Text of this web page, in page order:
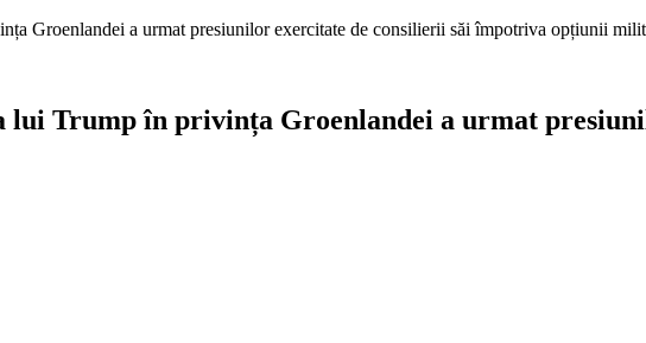
Groenlandei a urmat presiunilor exercitate de consilierii săi împotriva opțiunii
lui Trump în privința Groenlandei a urmat